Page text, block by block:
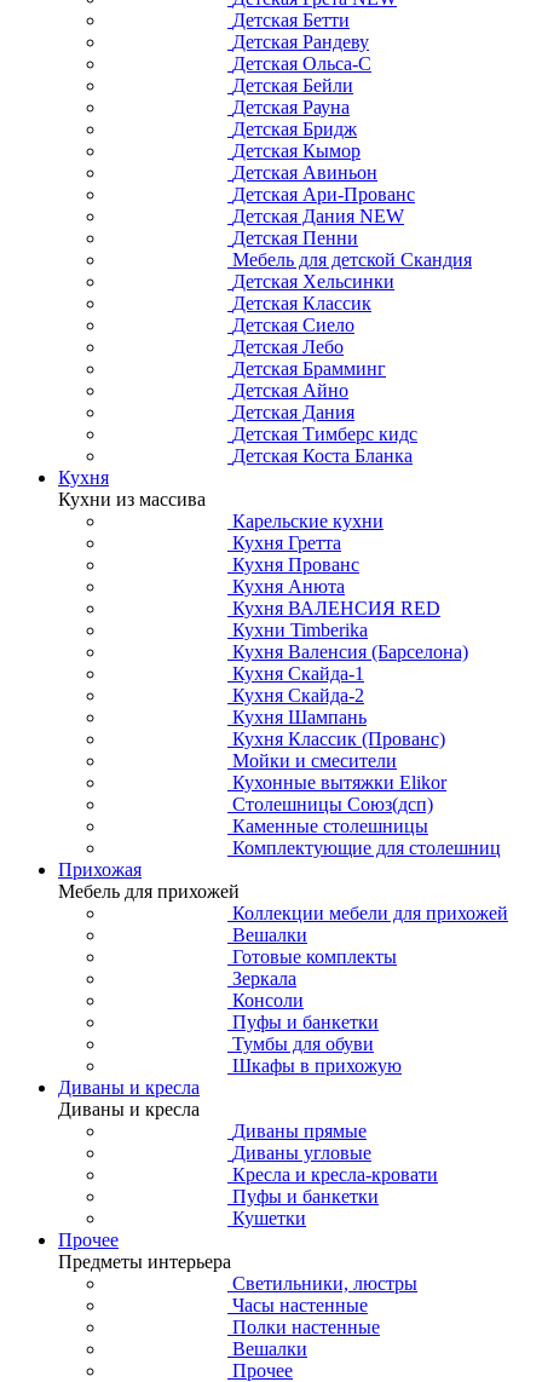
Детская Бетти
Детская Рандеву
Детская Ольса-С
Детская Бейли
Детская Рауна
Детская Бридж
Детская Кымор
Детская Авиньон
Детская Ари-Прованс
Детская Дания NEW
Детская Пенни
Мебель для детской Скандия
Детская Хельсинки
Детская Классик
Детская Сиело
Детская Лебо
Детская Брамминг
Детская Айно
Детская Дания
Детская Тимберс кидс
Детская Коста Бланка
Кухня
Кухни из массива
Карельские кухни
Кухня Гретта
Кухня Прованс
Кухня Анюта
Кухня ВАЛЕНСИЯ RED
Кухни Timberika
Кухня Валенсия (Барселона)
Кухня Скайда-1
Кухня Скайда-2
Кухня Шампань
Кухня Классик (Прованс)
Мойки и смесители
Кухонные вытяжки Elikor
Столешницы Союз(дсп)
Каменные столешницы
Комплектующие для столешниц
Прихожая
Мебель для прихожей
Коллекции мебели для прихожей
Вешалки
Готовые комплекты
Зеркала
Консоли
Пуфы и банкетки
Тумбы для обуви
Шкафы в прихожую
Диваны и кресла
Диваны и кресла
Диваны прямые
Диваны угловые
Кресла и кресла-кровати
Пуфы и банкетки
Кушетки
Прочее
Предметы интерьера
Светильники, люстры
Часы настенные
Полки настенные
Вешалки
Прочее